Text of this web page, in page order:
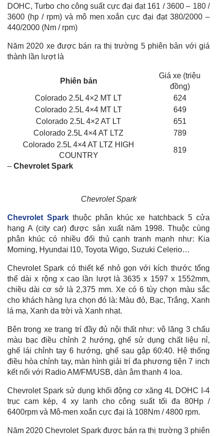
DOHC, Turbo cho công suất cực đại đạt 161 / 3600 – 180 /
3600 (hp / rpm) và mô men xoắn cực đại đạt 380/2000 –
440/2000 (Nm / rpm)
Năm 2020 xe được bán ra thị trường 5 phiên bản với giá
thành lần lượt là
Phiên bản
Giá xe (triệu
đồng)
Colorado 2.5L 4×2 MT LT
624
Colorado 2.5L 4×4 MT LT
649
Colorado 2.5L 4×2 AT LT
651
Colorado 2.5L 4×4 AT LTZ
789
Colorado 2.5L 4×4 AT LTZ HIGH
COUNTRY
819
– Chevrolet Spark
Chevrolet Spark
Chevrolet Sparkthuộc phân khúc xe hatchback 5 cửa
hạng A (city car) được sản xuất năm 1998. Thuộc cùng
phân khúc có nhiều đối thủ cạnh tranh mạnh như: Kia
Morning, Hyundai I10, Toyota Wigo, Suzuki Celerio…
Chevrolet Spark có thiết kế nhỏ gọn với kích thước tổng
thể dài x rộng x cao lần lượt là 3635 x 1597 x 1552mm,
chiều dài cơ sở là 2,375 mm. Xe có 6 tùy chọn màu sắc
cho khách hàng lựa chọn đó là: Màu đỏ, Bạc, Trắng, Xanh
lá mạ, Xanh da trời và Xanh nhạt.
Bên trong xe trang trí đầy đủ nội thất như: vô lăng 3 chấu
màu bạc điều chỉnh 2 hướng, ghế sử dụng chất liệu nỉ,
ghế lái chỉnh tay 6 hướng, ghế sau gập 60:40. Hệ thống
điều hòa chỉnh tay, màn hình giải trí đa phương tiện 7 inch
kết nối với Radio AM/FM/USB, dàn âm thanh 4 loa.
Chevrolet Spark sử dụng khối động cơ xăng 4L DOHC I-4
trục cam kép, 4 xy lanh cho công suất tối đa 80Hp /
6400rpm và Mô-men xoắn cực đại là 108Nm / 4800 rpm.
Năm 2020 Chevrolet Spark được bán ra thị trường 3 phiên